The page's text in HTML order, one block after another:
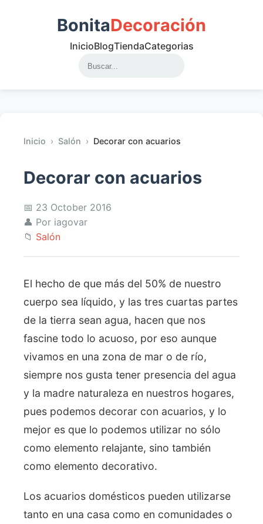
BonitaDecoración
InicioBlogTiendaCategorias
Inicio › Salón › Decorar con acuarios
Decorar con acuarios
📅 23 October 2016
👤 Por iagovar
📁 Salón
El hecho de que más del 50% de nuestro
cuerpo sea líquido, y las tres cuartas partes
de la tierra sean agua, hacen que nos
fascine todo lo acuoso, por eso aunque
vivamos en una zona de mar o de río,
siempre nos gusta tener presencia del agua
y la madre naturaleza en nuestros hogares,
pues podemos decorar con acuarios, y lo
mejor es que lo podemos utilizar no sólo
como elemento relajante, sino también
como elemento decorativo.
Los acuarios domésticos pueden utilizarse
tanto en una casa como en comunidades o